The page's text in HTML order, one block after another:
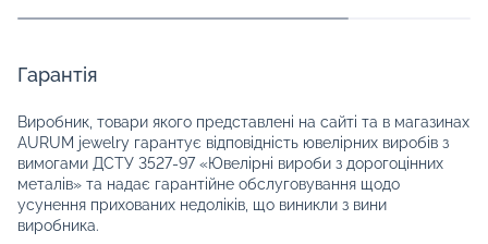
Гарантія
Виробник, товари якого представлені на сайті та в магазинах
AURUM jewelry гарантує відповідність ювелірних виробів з
вимогами ДСТУ 3527-97 «Ювелірні вироби з дорогоцінних
металів» та надає гарантійне обслуговування щодо
усунення прихованих недоліків, що виникли з вини
виробника.